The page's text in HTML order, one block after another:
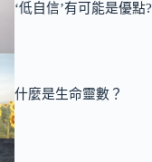
‘低自信’有可能是優點?
什麼是生命靈數？